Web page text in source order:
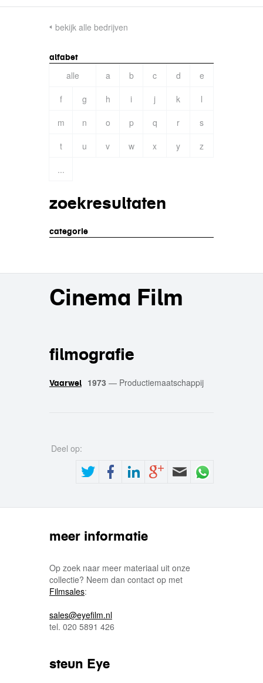
bekijk alle bedrijven
alfabet
alle a b c d
e
f
g h i j k
l
m
n o p q r
s
t
u v w x y
z
...
zoekresultaten
categorie
Cinema Film
filmografie
Vaarwel 1973 — Productiemaatschappij
Deel op:
meer informatie
Op zoek naar meer materiaal uit onze
collectie? Neem dan contact op met
Filmsales:
sales@eyefilm.nl
tel. 020 5891 426
steun Eye